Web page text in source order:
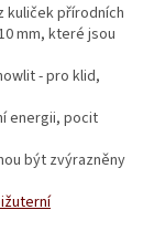
kuliček přírodních
mm, které jsou
- pro klid,
energii, pocit
být zvýrazněny